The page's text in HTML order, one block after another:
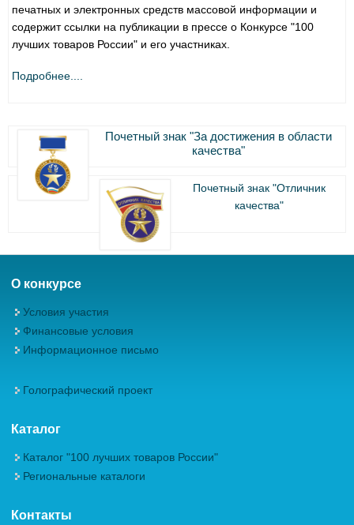
печатных и электронных средств массовой информации и
содержит ссылки на публикации в прессе о Конкурсе "100
лучших товаров России" и его участниках.
Подробнее....
Почетный знак "За достижения в области
качества"
Почетный знак "Отличник
качества"
О конкурсе
Условия участия
Финансовые условия
Информационное письмо
Голографический проект
Каталог
Каталог "100 лучших товаров России"
Региональные каталоги
Контакты